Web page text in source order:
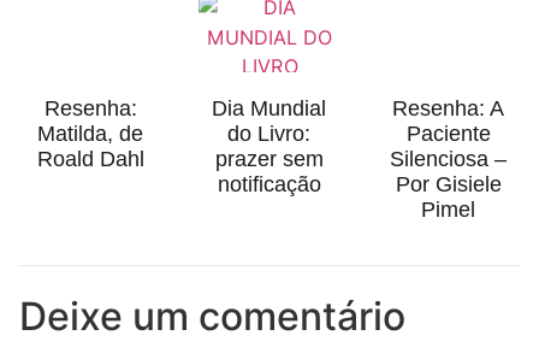
Resenha:
Matilda, de
Roald Dahl
Dia Mundial
do Livro:
prazer sem
notificação
Resenha: A
Paciente
Silenciosa –
Por Gisiele
Pimel
Deixe um comentário